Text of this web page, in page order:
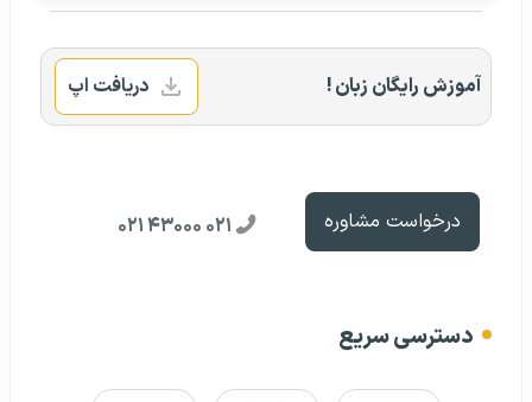
آموزش رایگان زبان ! دریافت اپ
درخواست مشاوره ۰۲۱ ۴۳۰۰۰ ۰۲۱
دسترسی سریع